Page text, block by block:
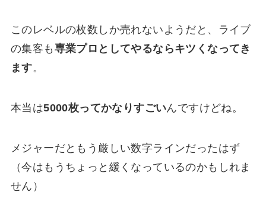
このレベルの枚数しか売れないようだと、ライブ
の集客も 専業プロとしてやるならキツくなってき
ます。
本当は5000枚ってかなりすごいんですけどね。
メジャーだともう厳しい数字ラインだったはず
（今はもうちょっと緩くなっているのかもしれま
せん）